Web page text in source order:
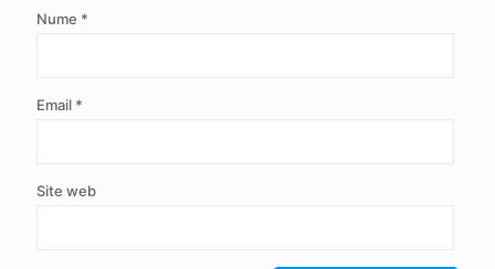
Nume *
Email *
Site web